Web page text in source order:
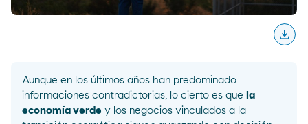
download
Aunque en los últimos años han predominado
informaciones contradictorias, lo cierto es que la
economía verde y los negocios vinculados a la